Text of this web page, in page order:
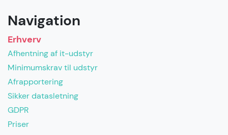
Navigation
Erhverv
Afhentning af it-udstyr
Minimumskrav til udstyr
Afrapportering
Sikker datasletning
GDPR
Priser